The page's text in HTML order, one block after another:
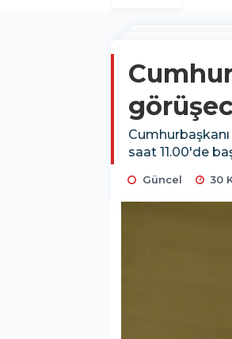
saat 11.00'de
Güncel 30